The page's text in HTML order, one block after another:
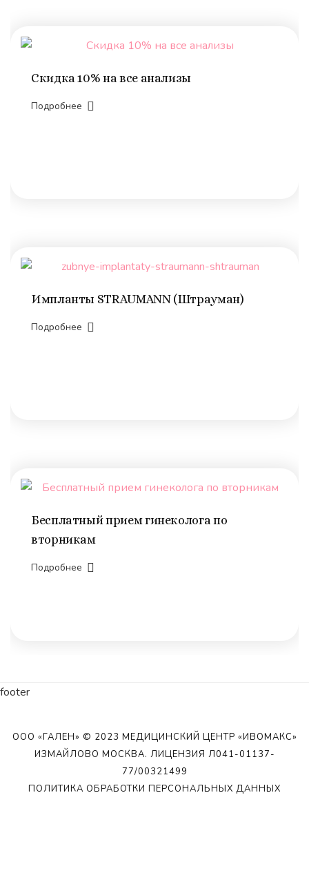
Скидка 10% на все анализы
Подробнее
Импланты STRAUMANN (Штрауман)
Подробнее
Бесплатный прием гинеколога по
вторникам
Подробнее
footer
ООО «ГАЛЕН» © 2023 МЕДИЦИНСКИЙ ЦЕНТР «ИВОМАКС»
ИЗМАЙЛОВО МОСКВА. ЛИЦЕНЗИЯ Л041-01137-
77/00321499
ПОЛИТИКА ОБРАБОТКИ ПЕРСОНАЛЬНЫХ ДАННЫХ